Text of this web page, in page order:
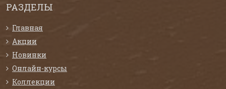
РАЗДЕЛЫ
Главная
Акции
Новинки
Онлайн-курсы
Коллекции